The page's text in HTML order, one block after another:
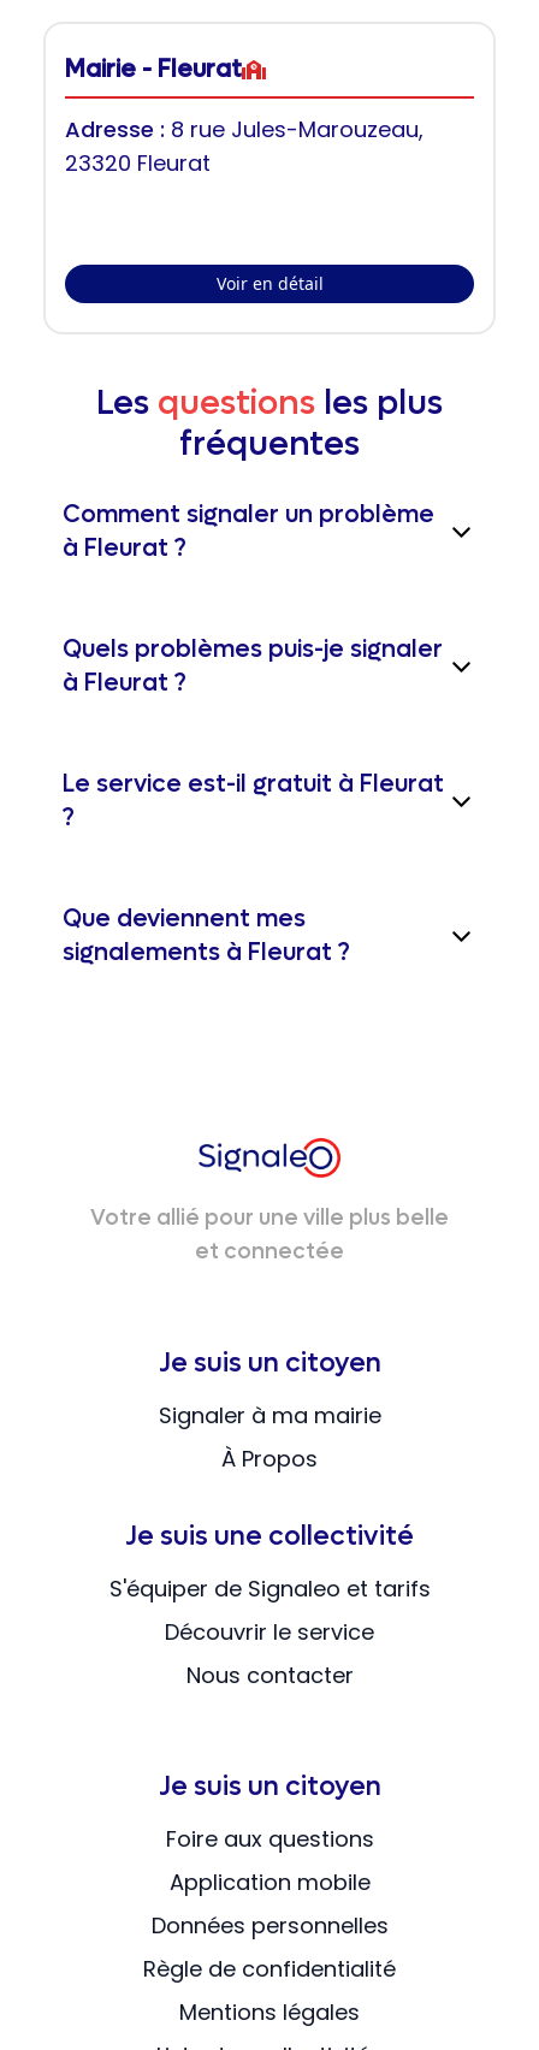
Mairie - Fleurat
Adresse : 8 rue Jules-Marouzeau,
23320 Fleurat
Voir en détail
Les questions les plus
fréquentes
Comment signaler un problème
à Fleurat ?
Quels problèmes puis-je signaler
à Fleurat ?
Le service est-il gratuit à Fleurat
?
Que deviennent mes
signalements à Fleurat ?
Votre allié pour une ville plus belle
et connectée
Je suis un citoyen
Signaler à ma mairie
À Propos
Je suis une collectivité
S'équiper de Signaleo et tarifs
Découvrir le service
Nous contacter
Je suis un citoyen
Foire aux questions
Application mobile
Données personnelles
Règle de confidentialité
Mentions légales